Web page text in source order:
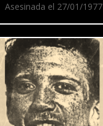
Asesinada el 27/01/1977